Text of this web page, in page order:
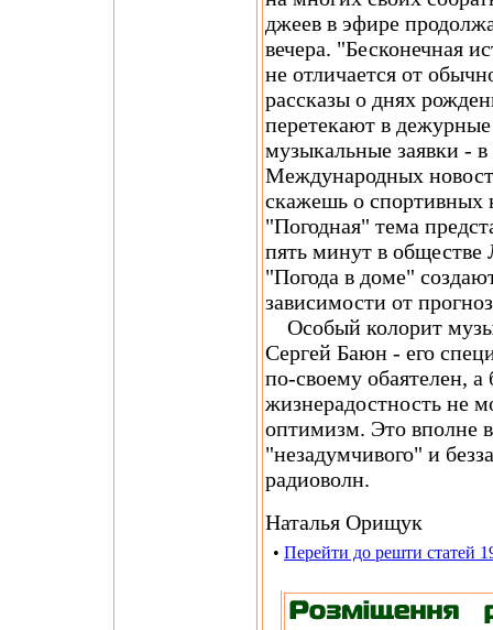
джеев в эфире
вечера. "Бесконечная
не отличается от
рассказы о днях
перетекают в
музыкальные заявки -
Международных
скажешь о спортивных
"Погодная" тема
пять минут в
"Погода в доме"
зависимости от
Особый колорит
Сергей Баюн - его
по-своему обаятелен,
жизнерадостность не
оптимизм. Это вполне
"незадумчивого" и
радиоволн.
Наталья Орищук
• Перейти до решти статей